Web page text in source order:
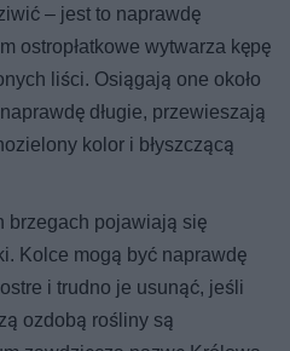
– jest to naprawdę
ostropłatkowe wytwarza kępę
liści. Osiągają one około
długie, przewieszają
kolor i błyszczącą
brzegach pojawiają się
Kolce mogą być naprawdę
i trudno je usunąć, jeśli
ozdobą rośliny są